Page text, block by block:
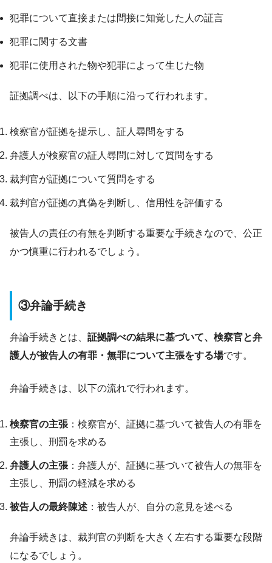
犯罪について直接または間接に知覚した人の証言
犯罪に関する文書
犯罪に使用された物や犯罪によって生じた物
証拠調べは、以下の手順に沿って行われます。
検察官が証拠を提示し、証人尋問をする
弁護人が検察官の証人尋問に対して質問をする
裁判官が証拠について質問をする
裁判官が証拠の真偽を判断し、信用性を評価する
被告人の責任の有無を判断する重要な手続きなので、公正
かつ慎重に行われるでしょう。
③弁論手続き
弁論手続きとは、 証拠調べの結果に基づいて、検察官と弁
護人が被告人の有罪・無罪について主張をする場です。
弁論手続きは、以下の流れで行われます。
検察官の主張 ：検察官が、証拠に基づいて被告人の有罪を
主張し、刑罰を求める
弁護人の主張 ：弁護人が、証拠に基づいて被告人の無罪を
主張し、刑罰の軽減を求める
被告人の最終陳述 ：被告人が、自分の意見を述べる
弁論手続きは、裁判官の判断を大きく左右する重要な段階
になるでしょう。